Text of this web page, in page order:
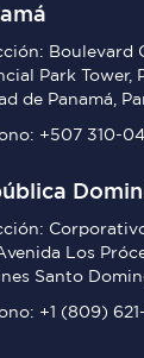
Boulevard
Park Tower,
de Panamá,
+507 310-
Los
Santo
+1 (809)